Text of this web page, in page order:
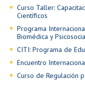
Curso Taller:
Científicos
Programa
Biomédica y
CITI: Programa de
Encuentro
Curso de Regulación